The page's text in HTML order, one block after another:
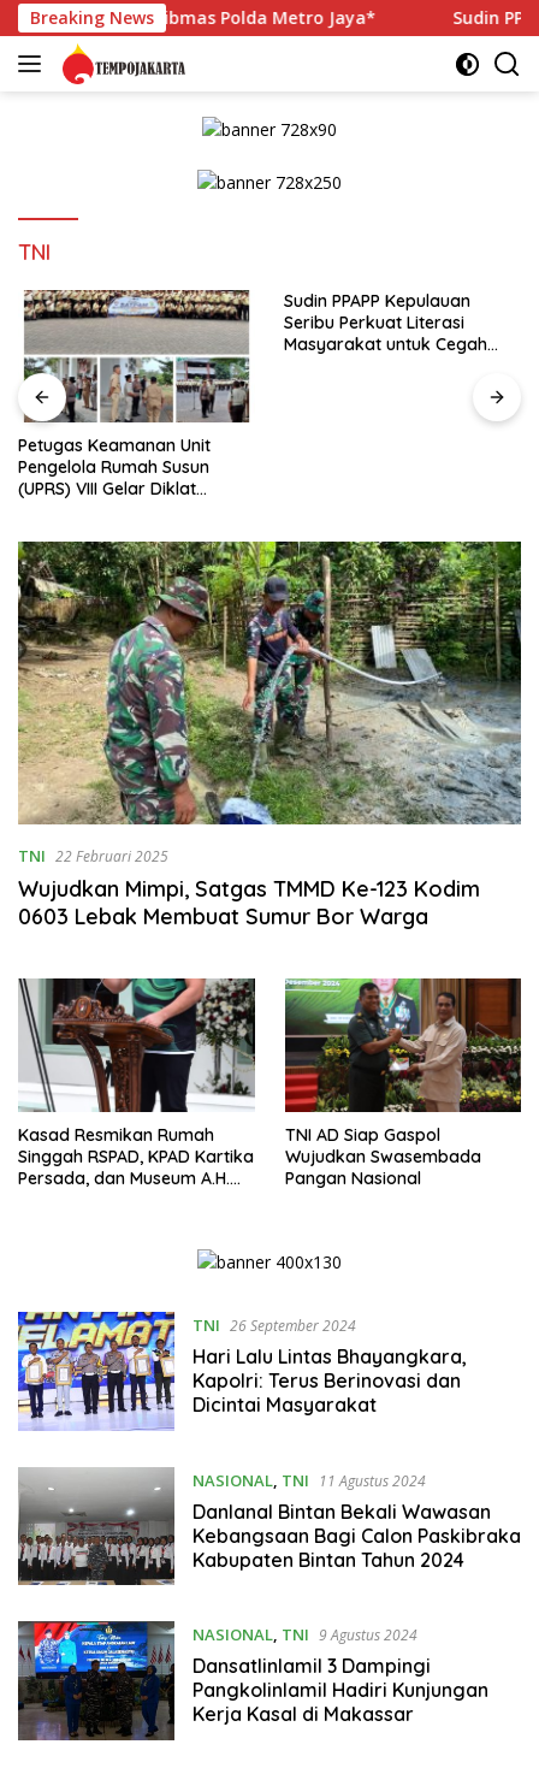
Langsung
ke
konten
Breaking NewsPolda Metro Jaya* Sudin PPAPP
TNI
Sudin PPAPP Kepulauan
Seribu Perkuat Literasi
Masyarakat untuk Cegah
Tindak Pidana Perdagangan
Orang di Era Digital
TNI 22 Februari 2025
Wujudkan Mimpi, Satgas TMMD Ke-123 Kodim
0603 Lebak Membuat Sumur Bor Warga
Kasad Resmikan Rumah
Singgah RSPAD, KPAD Kartika
Persada, dan Museum A.H.
TNI AD Siap Gaspol
Wujudkan Swasembada
Pangan Nasional
TNI 26 September 2024
Hari Lalu Lintas Bhayangkara,
Kapolri: Terus Berinovasi dan
Dicintai Masyarakat
NASIONAL, TNI 11 Agustus 2024
Danlanal Bintan Bekali Wawasan
Kebangsaan Bagi Calon Paskibraka
Kabupaten Bintan Tahun 2024
NASIONAL, TNI 9 Agustus 2024
Dansatlinlamil 3 Dampingi
Pangkolinlamil Hadiri Kunjungan
Kerja Kasal di Makassar